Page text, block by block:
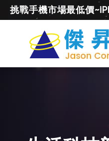
挑戰手機市場最低價